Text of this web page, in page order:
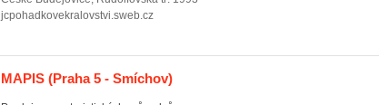
jcpohadkovekralovstvi.sweb.cz
MAPIS (Praha 5 - Smíchov)